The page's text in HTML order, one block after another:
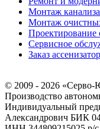
Монтаж
Монтаж
Сервисное
Заказ
© 2009 - 2026 «Серво-
Производство
Индивидуальный
Александрович БИК